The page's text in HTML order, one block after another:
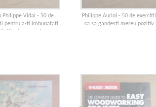
Philippe Vidal - 50 de
pentru a-ti imbunatati
de comunicare
Philippe Auriol - 50 de exercitii
ca sa gandesti mereu pozitiv